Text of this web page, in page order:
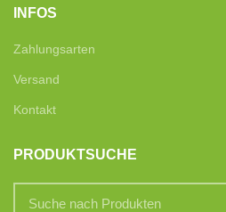
INFOS
Zahlungsarten
Versand
Kontakt
PRODUKTSUCHE